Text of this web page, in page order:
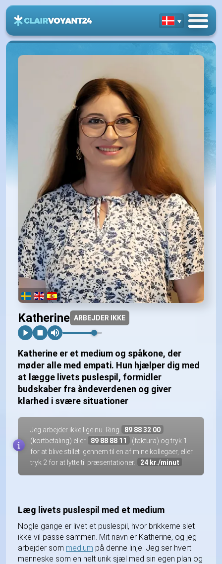
Katherine ARBEJDER IKKE
Katherine er et medium og spåkone, der
møder alle med empati. Hun hjælper dig med
at lægge livets puslespil, formidler
budskaber fra åndeverdenen og giver
klarhed i svære situationer
Jeg arbejder ikke lige nu. Ring
89 88 32 00
(kortbetaling) eller
89 88 88 11
(faktura) og tryk 1
for at blive stillet igennem til en af mine kollegaer, eller
tryk 2 for at lytte til præsentationer.
24 kr./minut
Læg livets puslespil med et medium
Nogle gange er livet et puslespil, hvor brikkerne slet
ikke vil passe sammen. Mit navn er Katherine, og jeg
arbejder som medium på denne linje. Jeg ser hvert
menneske som en helt unik sjæl med sin egen plan og